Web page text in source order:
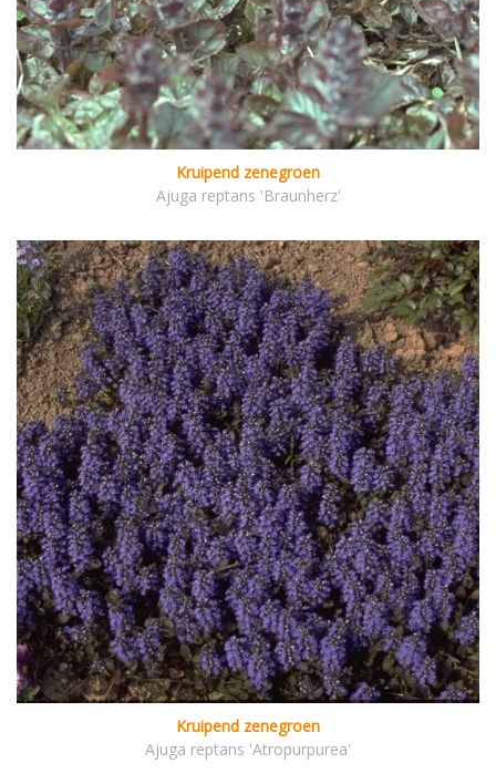
Kruipend zenegroen
Ajuga reptans 'Braunherz'
Kruipend zenegroen
Ajuga reptans 'Atropurpurea'